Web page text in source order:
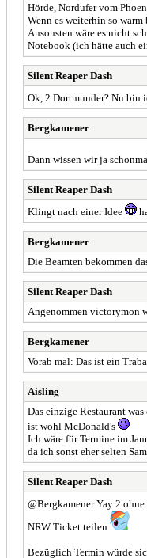
Hörde, Nordufer vom
Wenn es weiterhin so
Ansonsten wäre es nicht
Notebook (ich hätte auch
Silent Reaper Dash
Ok, 2 Dortmunder? Nu bin
Bergkamener
Dann wissen wir ja
Silent Reaper Dash
Klingt nach einer Idee
Bergkamener
Die Beamten bekommen
Silent Reaper Dash
Angenommen victorymon
Bergkamener
Vorab mal: Das ist ein
Aisling
Das einzige Restaurant
ist wohl McDonald's
Ich wäre für Termine im
da ich sonst eher selten
Silent Reaper Dash
@Bergkamener Yay 2
NRW Ticket teilen
Bezüglich Termin würde